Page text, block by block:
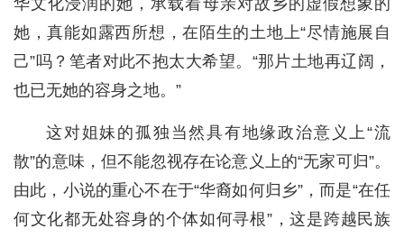
华文化浸润的她，承载着母亲对故乡的虚假想象的
她，真能如露西所想，在陌生的土地上“尽情施展自
己”吗？笔者对此不抱太大希望。“那片土地再辽阔，
也已无她的容身之地。”
这对姐妹的孤独当然具有地缘政治意义上“流
散”的意味，但不能忽视存在论意义上的“无家可归”。
由此，小说的重心不在于“华裔如何归乡”，而是“在任
何文化都无处容身的个体如何寻根”，这是跨越民族